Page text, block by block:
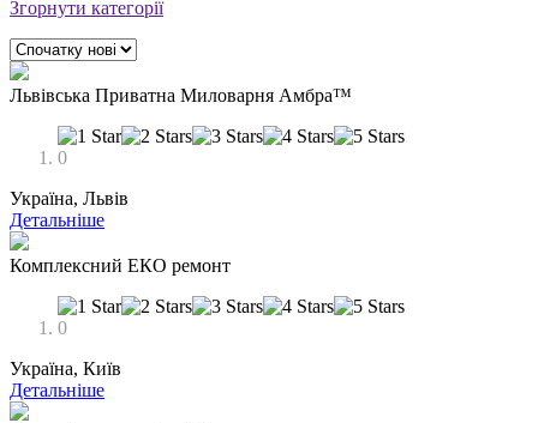
Згорнути категорії
Львівська Приватна Миловарня Амбра™
0
Україна, Львів
Детальніше
Комплексний ЕКО ремонт
0
Україна, Київ
Детальніше